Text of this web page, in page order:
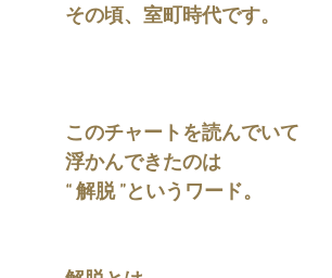
その頃、室町時代です。
このチャートを読んでいて
浮かんできたのは
“ 解脱 ”というワード。